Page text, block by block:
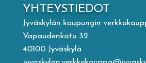
Lasten Lysti & LystiKylä-festivaali
Ohje
YHTEYSTIEDOT
Jyväskylän kaupungin
Vapaudenkatu 32
40100 Jyväskylä